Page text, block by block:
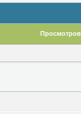
Просмотров